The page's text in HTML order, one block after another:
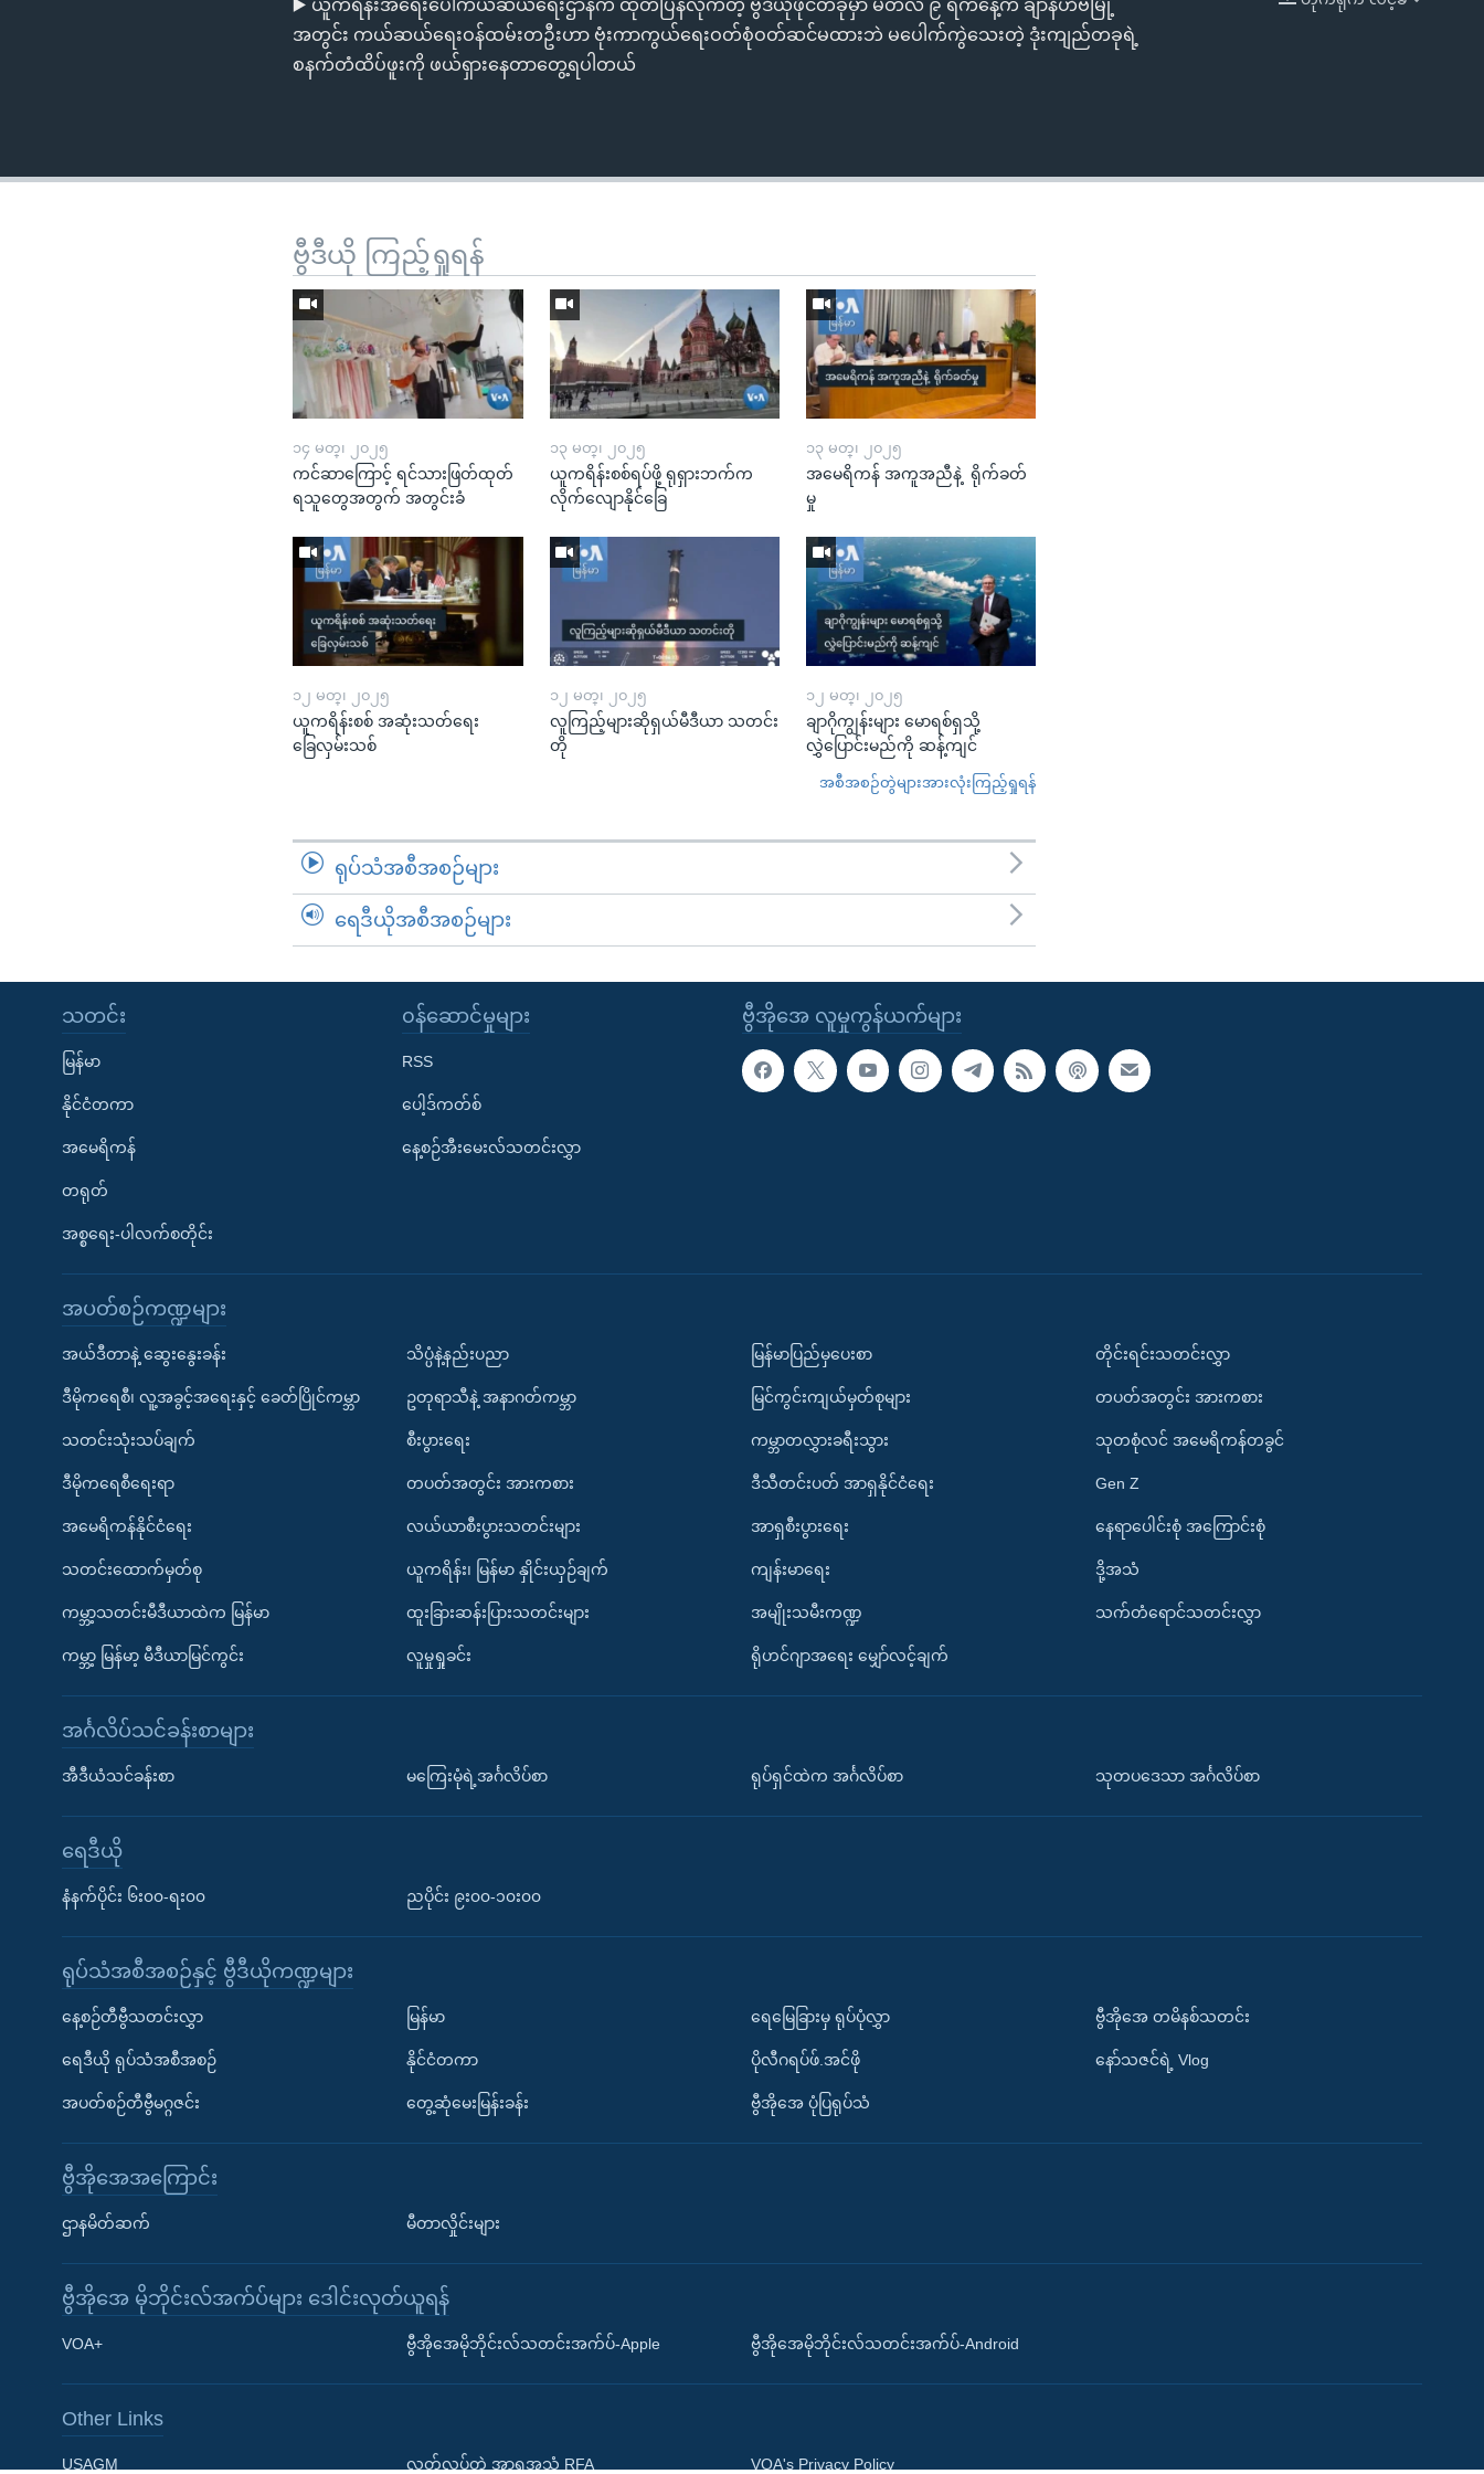
Learning English
ဗွီအိုအေ လူမှုကွန်ယက်များ
ဘာသာစကားများ
EMBED
▶️ ယူကရိန်းအရေးပေါ်ကယ်ဆယ်ရေးဌာနက ထုတ်ပြန်လိုက်တဲ့ ဗွီဒီယိုဖိုင်တခုမှာ မတ်လ ၉ ရက်နေ့က ချာနိဟိဗ်မြို့
အတွင်း ကယ်ဆယ်ရေးဝန်ထမ်းတဦးဟာ ဗုံးကာကွယ်ရေးဝတ်စုံဝတ်ဆင်မထားဘဲ မပေါက်ကွဲသေးတဲ့ ဒုံးကျည်တခုရဲ့
စနက်တံထိပ်ဖူးကို ဖယ်ရှားနေတာတွေ့ရပါတယ်
ဗွီဒီယို ကြည့်ရှုရန်
၁၄ မတ္၊ ၂၀၂၅
ကင်ဆာကြောင့် ရင်သားဖြတ်ထုတ်
ရသူတွေအတွက် အတွင်းခံ
၁၃ မတ္၊ ၂၀၂၅
ယူကရိန်းစစ်ရပ်ဖို့ ရုရှားဘက်က
လိုက်လျောနိုင်ခြေ
၁၃ မတ္၊ ၂၀၂၅
အမေရိကန် အကူအညီနဲ့ ရိုက်ခတ်
မှု
၁၂ မတ္၊ ၂၀၂၅
ယူကရိန်းစစ် အဆုံးသတ်ရေး
ခြေလှမ်းသစ်
၁၂ မတ္၊ ၂၀၂၅
လူကြည့်များဆိုရှယ်မီဒီယာ သတင်း
တို
၁၂ မတ္၊ ၂၀၂၅
ချာဂိုကျွန်းများ မောရစ်ရှသို့
လွှဲပြောင်းမည်ကို ဆန့်ကျင်
အစီအစဉ်တွဲများအားလုံးကြည့်ရှုရန်
ရုပ်သံအစီအစဉ်များ
ရေဒီယိုအစီအစဉ်များ
ဗွီအိုအေ လူမှုကွန်ယက်များ
သတင်း
မြန်မာ
နိုင်ငံတကာ
အမေရိကန်
တရုတ်
အစ္စရေး-ပါလက်စတိုင်း
၀န်ဆောင်မှုများ
RSS
ပေါ့ဒ်ကတ်စ်
နေ့စဉ်အီးမေးလ်သတင်းလွှာ
အပတ်စဉ်ကဏ္ဍများ
အယ်ဒီတာနဲ့ ဆွေးနွေးခန်း
ဒီမိုကရေစီ၊ လူ့အခွင့်အရေးနှင့် ခေတ်ပြိုင်ကမ္ဘာ
သတင်းသုံးသပ်ချက်
ဒီမိုကရေစီရေးရာ
အမေရိကန်နိုင်ငံရေး
သတင်းထောက်မှတ်စု
ကမ္ဘာ့သတင်းမီဒီယာထဲက မြန်မာ
ကမ္ဘာ့ မြန်မာ့ မီဒီယာမြင်ကွင်း
သိပ္ပံနဲ့နည်းပညာ
ဥတုရာသီနဲ့ အနာဂတ်ကမ္ဘာ
စီးပွားရေး
တပတ်အတွင်း အားကစား
လယ်ယာစီးပွားသတင်းများ
ယူကရိန်း၊ မြန်မာ နှိုင်းယှဉ်ချက်
ထူးခြားဆန်းပြားသတင်းများ
လူမှုရှုခင်း
မြန်မာပြည်မှပေးစာ
မြင်ကွင်းကျယ်မှတ်စုများ
ကမ္ဘာတလွှားခရီးသွား
ဒီသီတင်းပတ် အာရှနိုင်ငံရေး
အာရှစီးပွားရေး
ကျန်းမာရေး
အမျိုးသမီးကဏ္ဍ
ရိုဟင်ဂျာအရေး မျှော်လင့်ချက်
တိုင်းရင်းသတင်းလွှာ
တပတ်အတွင်း အားကစား
သုတစုံလင် အမေရိကန်တခွင်
Gen Z
နေရာပေါင်းစုံ အကြောင်းစုံ
ဒို့အသံ
သက်တံရောင်သတင်းလွှာ
အင်္ဂလိပ်သင်ခန်းစာများ
အီဒီယံသင်ခန်းစာ မကြေးမုံရဲ့အင်္ဂလိပ်စာ ရုပ်ရှင်ထဲက အင်္ဂလိပ်စာ သုတပဒေသာ အင်္ဂလိပ်စာ
ရေဒီယို
နံနက်ပိုင်း ၆း၀၀-ရး၀၀ ညပိုင်း ၉း၀၀-၁၀း၀၀
ရုပ်သံအစီအစဉ်နှင့် ဗွီဒီယိုကဏ္ဍများ
နေ့စဉ်တီဗွီသတင်းလွှာ
ရေဒီယို ရုပ်သံအစီအစဉ်
အပတ်စဉ်တီဗွီမဂ္ဂဇင်း
မြန်မာ
နိုင်ငံတကာ
တွေ့ဆုံမေးမြန်းခန်း
ရေမြေခြားမှ ရုပ်ပုံလွှာ
ပိုလီဂရပ်ဖ်.အင်ဖို
ဗွီအိုအေ ပုံပြရုပ်သံ
ဗွီအိုအေ တမိနစ်သတင်း
နော်သဇင်ရဲ့ Vlog
ဗွီအိုအေအကြောင်း
ဌာနမိတ်ဆက် မီတာလှိုင်းများ
ဗွီအိုအေ မိုဘိုင်းလ်အက်ပ်များ ဒေါင်းလုတ်ယူရန်
VOA+ ဗွီအိုအေမိုဘိုင်းလ်သတင်းအက်ပ်-Apple ဗွီအိုအေမိုဘိုင်းလ်သတင်းအက်ပ်-Android
Other Links
USAGM လွတ်လပ်တဲ့ အာရှအသံ RFA VOA's Privacy Policy